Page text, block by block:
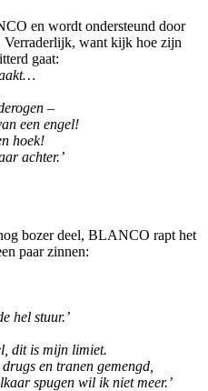
en wordt ondersteund door
Verraderlijk, want kijk hoe zijn
gaat:
–
een engel!
hoek!
achter.’
bozer deel, BLANCO rapt het
paar zinnen:
hel stuur.’
dit is mijn limiet.
en tranen gemengd,
spugen wil ik niet meer.’